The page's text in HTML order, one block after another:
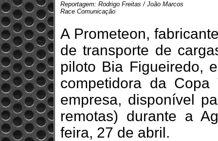
Reportagem: Rodrigo Freitas / João Marcos
Race Comunicação
A Prometeon,
de transporte de
piloto Bia Figueiredo,
competidora da
empresa, disponível
remotas) durante a
feira, 27 de abril.